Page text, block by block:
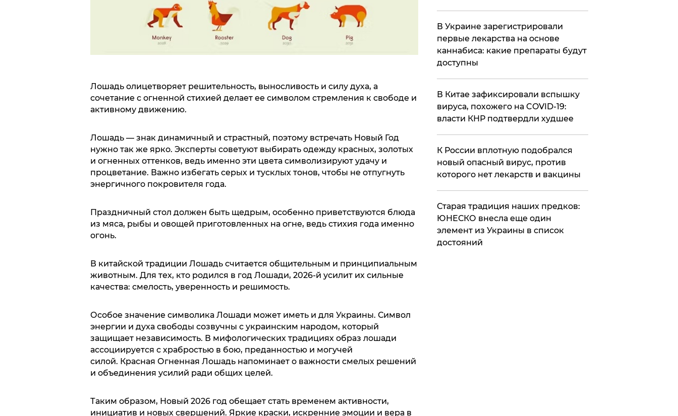
Лошадь олицетворяет решительность, выносливость и силу духа, а
сочетание с огненной стихией делает ее символом стремления к свободе и
активному движению.
Лошадь — знак динамичный и страстный, поэтому встречать Новый Год
нужно так же ярко. Эксперты советуют выбирать одежду красных, золотых
и огненных оттенков, ведь именно эти цвета символизируют удачу и
процветание. Важно избегать серых и тусклых тонов, чтобы не отпугнуть
энергичного покровителя года.
Праздничный стол должен быть щедрым, особенно приветствуются блюда
из мяса, рыбы и овощей приготовленных на огне, ведь стихия года именно
огонь.
В китайской традиции Лошадь считается общительным и принципиальным
животным. Для тех, кто родился в год Лошади, 2026-й усилит их сильные
качества: смелость, уверенность и решимость.
Особое значение символика Лошади может иметь и для Украины. Символ
энергии и духа свободы созвучны с украинским народом, который
защищает независимость. В мифологических традициях образ лошади
ассоциируется с храбростью в бою, преданностью и могучей
силой. Красная Огненная Лошадь напоминает о важности смелых решений
и объединения усилий ради общих целей.
Таким образом, Новый 2026 год обещает стать временем активности,
инициатив и новых свершений. Яркие краски, искренние эмоции и вера в
В Украине зарегистрировали
первые лекарства на основе
каннабиса: какие препараты будут
доступны
В Китае зафиксировали вспышку
вируса, похожего на COVID-19:
власти КНР подтвердли худшее
К России вплотную подобрался
новый опасный вирус, против
которого нет лекарств и вакцины
​Старая традиция наших предков:
ЮНЕСКО внесла еще один
элемент из Украины в список
достояний